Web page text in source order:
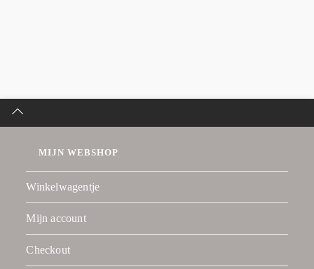
MIJN WEBSHOP
Winkelwagentje
Mijn account
Checkout